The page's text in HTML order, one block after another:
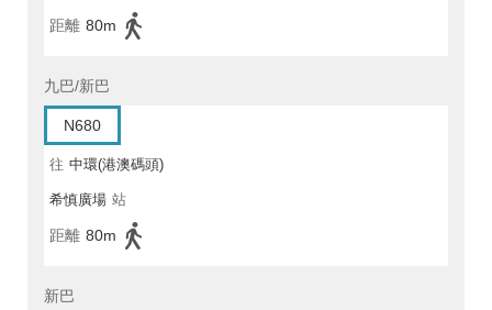
距離 80m
九巴/新巴
N680
往 中環(港澳碼頭)
希慎廣場 站
距離 80m
新巴